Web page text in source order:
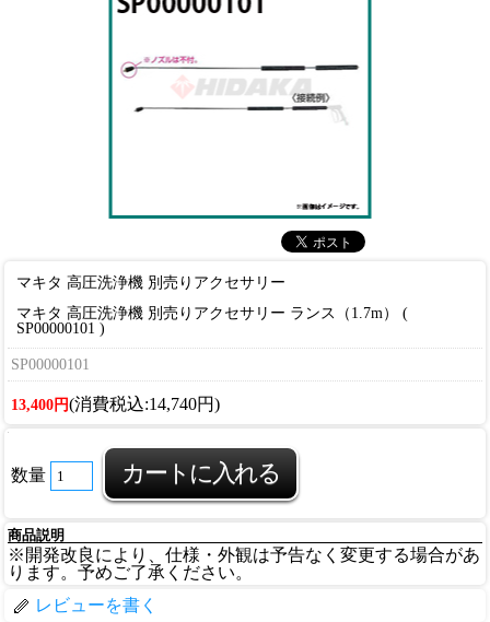
マキタ 高圧洗浄機 別売りアクセサリー
マキタ 高圧洗浄機 別売りアクセサリー ランス（1.7m） (
SP00000101 )
SP00000101
13,400円(消費税込:14,740円)
数量
商品説明
※開発改良により、仕様・外観は予告なく変更する場合があ
ります。予めご了承ください。
レビューを書く